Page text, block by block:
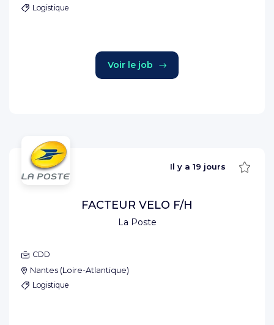
Logistique
Voir le job
La Poste
Il y a 19 jours
FACTEUR VELO F/H
CDD
Nantes (Loire-Atlantique)
Logistique